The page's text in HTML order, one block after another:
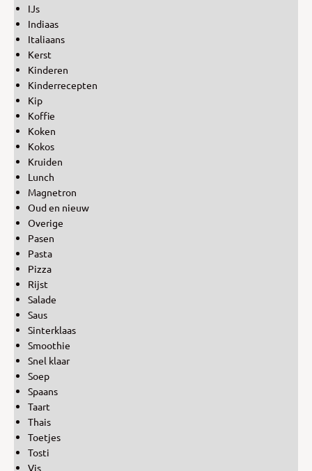
IJs
Indiaas
Italiaans
Kerst
Kinderen
Kinderrecepten
Kip
Koffie
Koken
Kokos
Kruiden
Lunch
Magnetron
Oud en nieuw
Overige
Pasen
Pasta
Pizza
Rijst
Salade
Saus
Sinterklaas
Smoothie
Snel klaar
Soep
Spaans
Taart
Thais
Toetjes
Tosti
Vis